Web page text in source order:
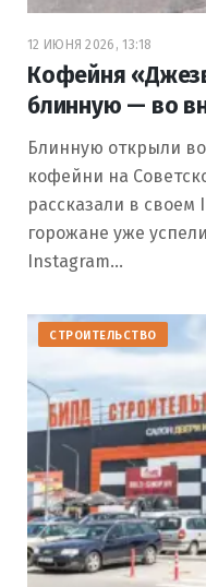
12 ИЮНЯ 2026, 13:18
Кофейня
блинную — во
Блинную открыли
кофейни на
рассказали в
горожане уже
Instagram…
СТРОИТЕЛЬСТВО